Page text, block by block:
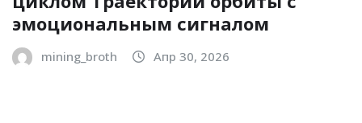
эмоциональным сигналом
mining_broth Апр 30, 2026